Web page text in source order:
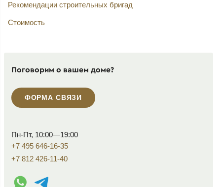
Рекомендации строительных бригад
Стоимость
Поговорим о вашем доме?
ФОРМА СВЯЗИ
Пн-Пт, 10:00—19:00
+7 495 646-16-35
+7 812 426-11-40
WhatsApp контакт
Telegram контакт